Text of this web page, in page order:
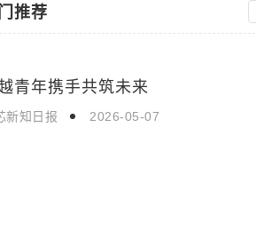
推荐
时事新闻
青年携手共筑未来
新知日报 2026-05-07